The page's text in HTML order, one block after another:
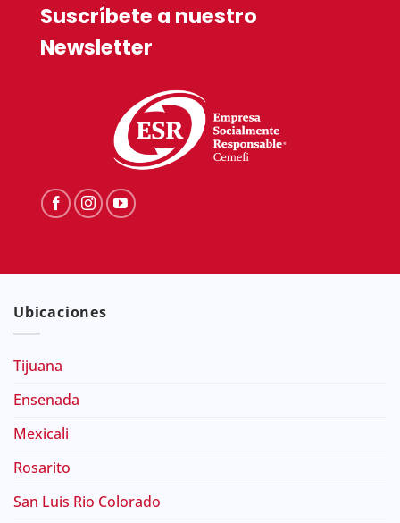
Suscríbete a nuestro
Newsletter
Ubicaciones
Tijuana
Ensenada
Mexicali
Rosarito
San Luis Rio Colorado